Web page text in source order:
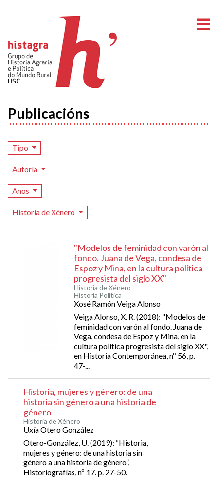
Publicacións
Tipo
Autoría
Anos
Historia de Xénero
"Modelos de feminidad con varón al
fondo. Juana de Vega, condesa de
Espoz y Mina, en la cultura política
progresista del siglo XX"
Historia de Xénero
Historia Política
Xosé Ramón Veiga Alonso
Veiga Alonso, X. R. (2018): "Modelos de
feminidad con varón al fondo. Juana de
Vega, condesa de Espoz y Mina, en la
cultura política progresista del siglo XX",
en Historia Contemporánea, nº 56, p.
47-...
Historia, mujeres y género: de una
historia sin género a una historia de
género
Historia de Xénero
Uxía Otero González
Otero-González, U. (2019): “Historia,
mujeres y género: de una historia sin
género a una historia de género”,
Historiografías, nº 17. p. 27-50.